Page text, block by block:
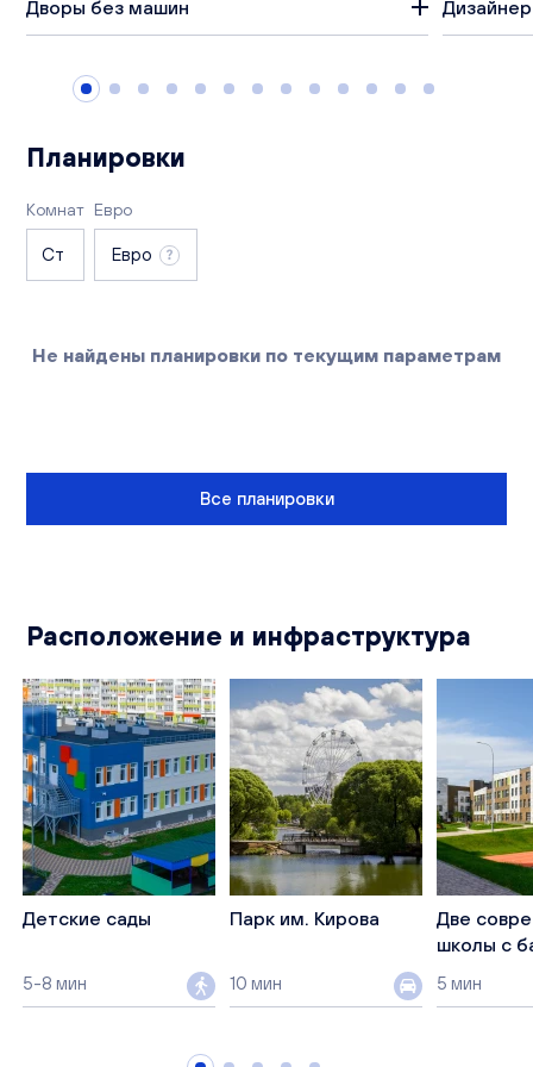
Вакансии
Дворы без машин
Планировки
Комнат
Ст
Евро
Евро
Все планировки
Не найдены планировки по текущим параметрам
Расположение и инфраструктура
Детские сады
5-8 мин
Парк им. Кирова
10 мин
Две
школы с
5 мин